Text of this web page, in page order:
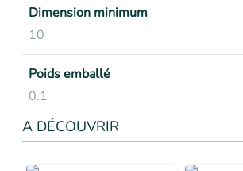
Dimension minimum
10
Poids emballé
0.1
A DÉCOUVRIR